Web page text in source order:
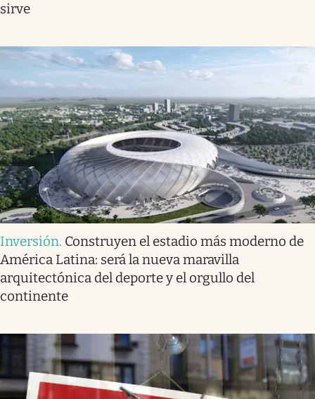
sirve
Inversión. Construyen el estadio más moderno de
América Latina: será la nueva maravilla
arquitectónica del deporte y el orgullo del
continente